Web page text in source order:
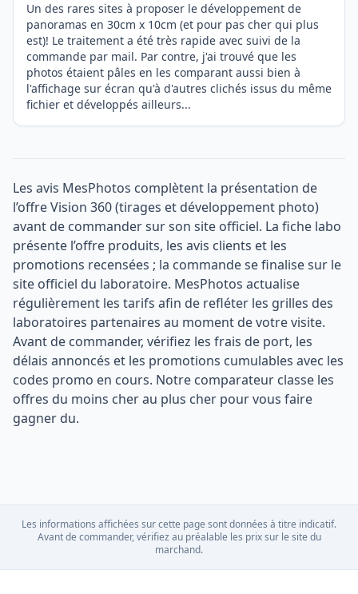
Un des rares sites à proposer le développement de
panoramas en 30cm x 10cm (et pour pas cher qui plus
est)! Le traitement a été très rapide avec suivi de la
commande par mail. Par contre, j'ai trouvé que les
photos étaient pâles en les comparant aussi bien à
l'affichage sur écran qu'à d'autres clichés issus du même
fichier et développés ailleurs...
Les avis MesPhotos complètent la présentation de
l’offre Vision 360 (tirages et développement photo)
avant de commander sur son site officiel. La fiche labo
présente l’offre produits, les avis clients et les
promotions recensées ; la commande se finalise sur le
site officiel du laboratoire. MesPhotos actualise
régulièrement les tarifs afin de refléter les grilles des
laboratoires partenaires au moment de votre visite.
Avant de commander, vérifiez les frais de port, les
délais annoncés et les promotions cumulables avec les
codes promo en cours. Notre comparateur classe les
offres du moins cher au plus cher pour vous faire
gagner du.
Les informations affichées sur cette page sont données à titre indicatif.
Avant de commander, vérifiez au préalable les prix sur le site du
marchand.